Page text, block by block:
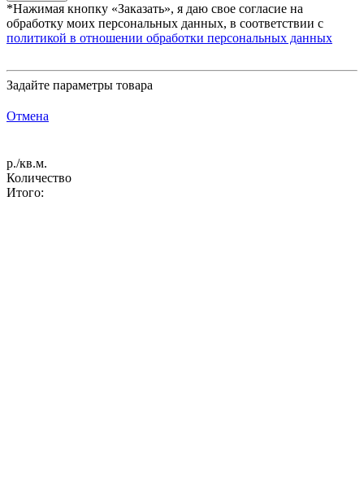
*Нажимая кнопку «Заказать», я даю свое согласие на
обработку моих персональных данных, в соответствии с
политикой в отношении обработки персональных данных
Задайте параметры товара
Отмена
р./кв.м.
Количество
Итого: